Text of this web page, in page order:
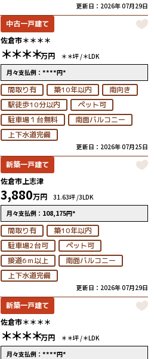
更新日：2026年 07月29日
中古一戸建て
佐倉市＊＊＊＊
＊＊＊＊万円 ＊＊坪 /＊LDK
月々支払例：****円*
間取り有 築10年以内
南向き
駅徒歩10分以内
ペット可
駐車場１台無料
南面バルコニー
上下水道完備
更新日：2026年 07月25日
新築一戸建て
佐倉市上志津
3,880万円 31.63坪 /3LDK
月々支払例： 108,175円*
間取り有
築10年以内
駐車場2台可
ペット可
接道6ｍ以上
南面バルコニー
上下水道完備
更新日：2026年 07月29日
新築一戸建て
佐倉市＊＊＊＊
＊＊＊＊万円 ＊＊坪 /＊LDK
月々支払例：****円*